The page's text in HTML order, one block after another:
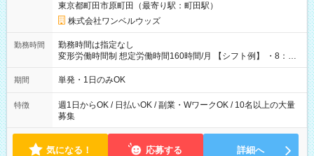
東京都町田市原町田（最寄り駅：町田駅）
株式会社ワンベルウッズ
勤務時間
勤務時間は指定なし
変形労働時間制 想定労働時間160時間/月 【シフト例】 ・8：00
～21：00
期間 単発・1日のみOK
特徴
週1日からOK / 日払いOK / 副業・WワークOK / 10名以上の大量
募集
気になる！ 応募する 詳細へ